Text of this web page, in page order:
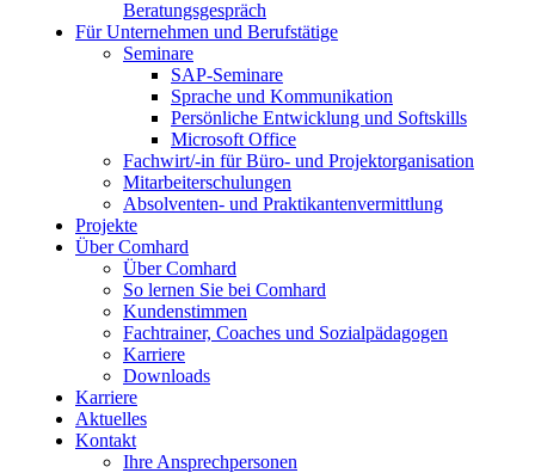
Beratungsgespräch
Für Unternehmen und Berufstätige
Seminare
SAP-Seminare
Sprache und Kommunikation
Persönliche Entwicklung und Softskills
Microsoft Office
Fachwirt/-in für Büro- und Projektorganisation
Mitarbeiterschulungen
Absolventen- und Praktikantenvermittlung
Projekte
Über Comhard
Über Comhard
So lernen Sie bei Comhard
Kundenstimmen
Fachtrainer, Coaches und Sozialpädagogen
Karriere
Downloads
Karriere
Aktuelles
Kontakt
Ihre Ansprechpersonen